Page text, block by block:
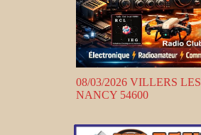
08/03/2026 VILLERS LES
NANCY 54600